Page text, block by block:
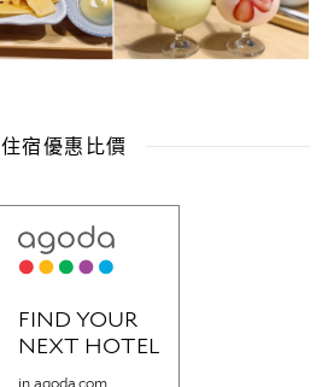
住宿優惠比價